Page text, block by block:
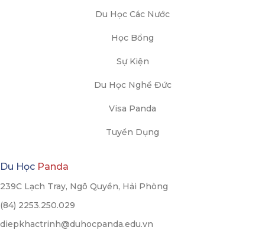
Du Học Các Nước
Học Bổng
Sự Kiện
Du Học Nghề Đức
Visa Panda
Tuyển Dụng
Du Học Panda
239C Lạch Tray, Ngô Quyền, Hải Phòng
(84) 2253.250.029
diepkhactrinh@duhocpanda.edu.vn